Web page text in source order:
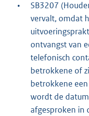
•
SB3207
vervalt, omdat
ontvangst van
telefonisch
betrokkene of
betrokkene
wordt de
afgesproken in